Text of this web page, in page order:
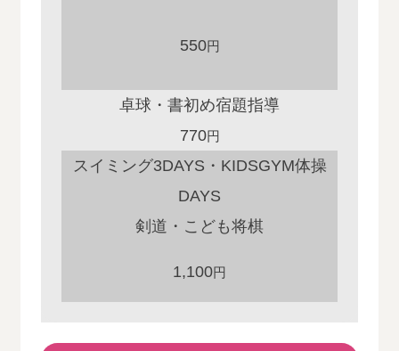
550円
卓球・書初め宿題指導
770円
スイミング3DAYS・KIDSGYM体操
DAYS
剣道・こども将棋
1,100円